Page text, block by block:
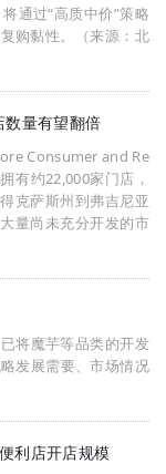
通过“高质中价”策略
购黏性。（来源：北
数量有望翻倍
Consumer and Re
有约22,000家门店，
克萨斯州到弗吉尼亚
量尚未充分开发的市
将魔芋等品类的开发
发展需要、市场情况
利店开店规模